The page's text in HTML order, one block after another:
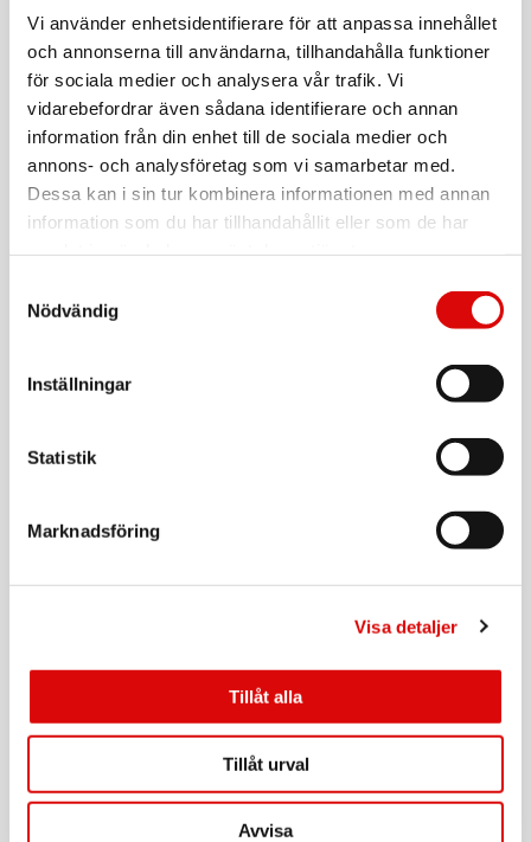
Vi använder enhetsidentifierare för att anpassa innehållet
och annonserna till användarna, tillhandahålla funktioner
för sociala medier och analysera vår trafik. Vi
vidarebefordrar även sådana identifierare och annan
information från din enhet till de sociala medier och
annons- och analysföretag som vi samarbetar med.
Dessa kan i sin tur kombinera informationen med annan
information som du har tillhandahållit eller som de har
Nödvändig
Inställningar
Statistik
Marknadsföring
Visa detaljer
Tillåt alla
Tillåt urval
Avvisa
A12181
Tillv. art. nr:
TS2TESD360C
Rek: 8 779,00 kr
Portabel SSD ESD380C USB-C 2TB (R/W 2000
MB/s)
A10895
TS2TESD380C
Rek: 5 199,00 kr
Extern hårddisk HDD 2,5" USB-C StoreJet 25C3S
Tillv. art. nr:
TS1TSJ25C3S
TS1TSJ25C3S
TRANSCEND